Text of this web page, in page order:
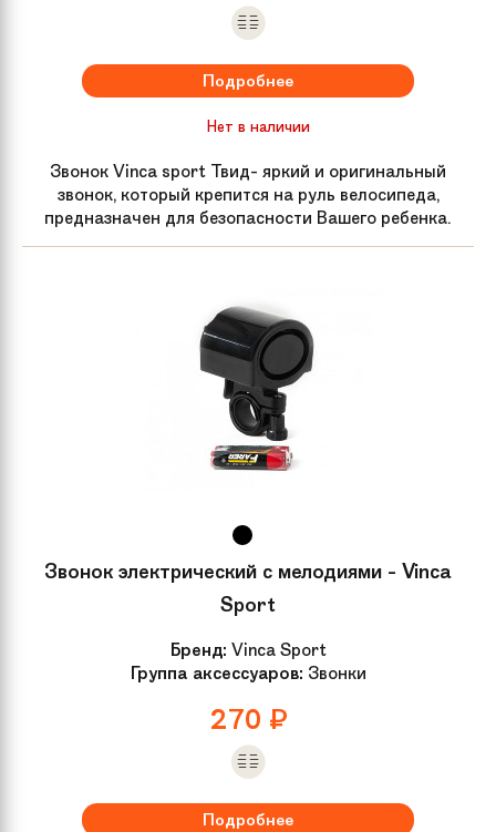
Подробнее
Нет в наличии
Звонок Vinca sport Твид- яркий и оригинальный
звонок, который крепится на руль велосипеда,
предназначен для безопасности Вашего ребенка.
Звонок электрический с мелодиями - Vinca
Sport
Бренд: Vinca Sport
Группа аксессуаров: Звонки
270 ₽
Подробнее